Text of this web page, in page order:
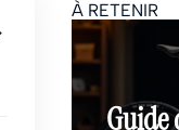
À RETENIR
Guide